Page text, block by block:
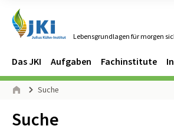
Lebensgrundlagen für morgen
Navigation
Hauptmenü
Das JKI Aufgaben Fachinstitute
Seitenpfad
Suche
Inhalt:
Suche